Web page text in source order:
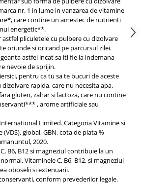
nr. 1 in lume in vanzarea de vitamine
care contine un amestec de nutrienti
energetic**.
pliculetele cu pulbere cu dizolvare
oriunde si oricand pe parcursul zilei.
astfel incat sa iti fie la indemana
nevoie de sprijin.
pentru ca tu sa te bucuri de aceste
rapida, care nu necesita apa.
gluten, zahar si lactoza, care nu contine
, arome artificiale sau
Limited. Categoria Vitamine si
global, GBN, cota de piata %
2020.
B6, B12 si magneziul contribuie la un
Vitaminele C, B6, B12, si magneziul
oboselii si extenuarii.
conform prevederilor legale.